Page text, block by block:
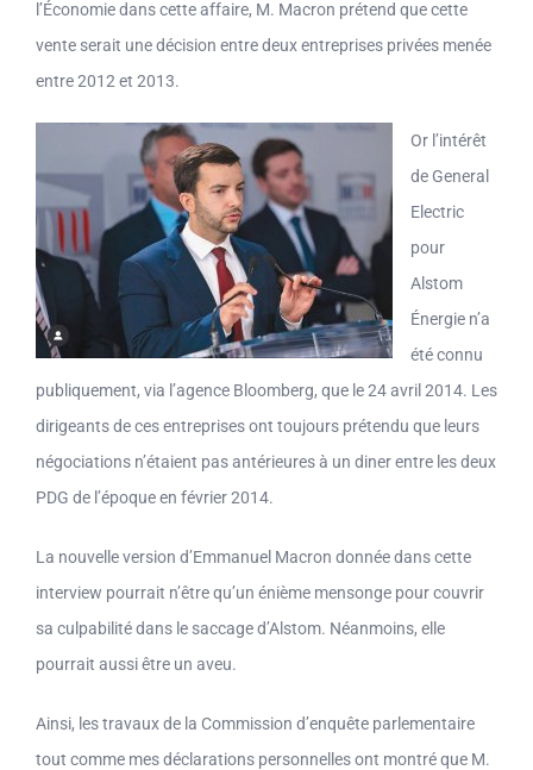
l’Économie dans cette affaire, M. Macron prétend que cette
vente serait une décision entre deux entreprises privées menée
entre 2012 et 2013.
Or l’intérêt
de General
Electric
pour
Alstom
Énergie n’a
été connu
publiquement, via l’agence Bloomberg, que le 24 avril 2014. Les
dirigeants de ces entreprises ont toujours prétendu que leurs
négociations n’étaient pas antérieures à un diner entre les deux
PDG de l’époque en février 2014.
La nouvelle version d’Emmanuel Macron donnée dans cette
interview pourrait n’être qu’un énième mensonge pour couvrir
sa culpabilité dans le saccage d’Alstom. Néanmoins, elle
pourrait aussi être un aveu.
Ainsi, les travaux de la Commission d’enquête parlementaire
tout comme mes déclarations personnelles ont montré que M.